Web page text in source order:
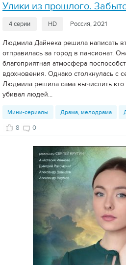
Улики из прошлого.
4 серии HD Россия, 2021
Людмила Дайнека решила написать
отправилась за город в пансионат.
благоприятная атмосфера
вдохновения. Однако столкнулась с
Людмила решила сама вычислить кто
убивал людей...
Мини-сериалы Драма, мелодрама
8 0